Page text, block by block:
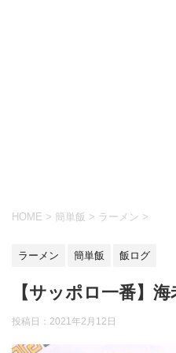
HOME > 簡単飯 > ラーメン >
ラーメン 簡単飯 飯ログ
【サッポロ一番】
投稿日： 2021年2月12日